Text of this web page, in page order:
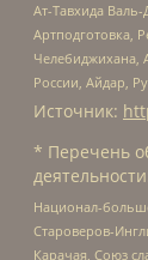
Ат-Тавхида
Артподготовка,
Челебиджихана,
России, Айдар,
Источник:
* Перечень
Национал-
Староверов-
Карачая, Союз